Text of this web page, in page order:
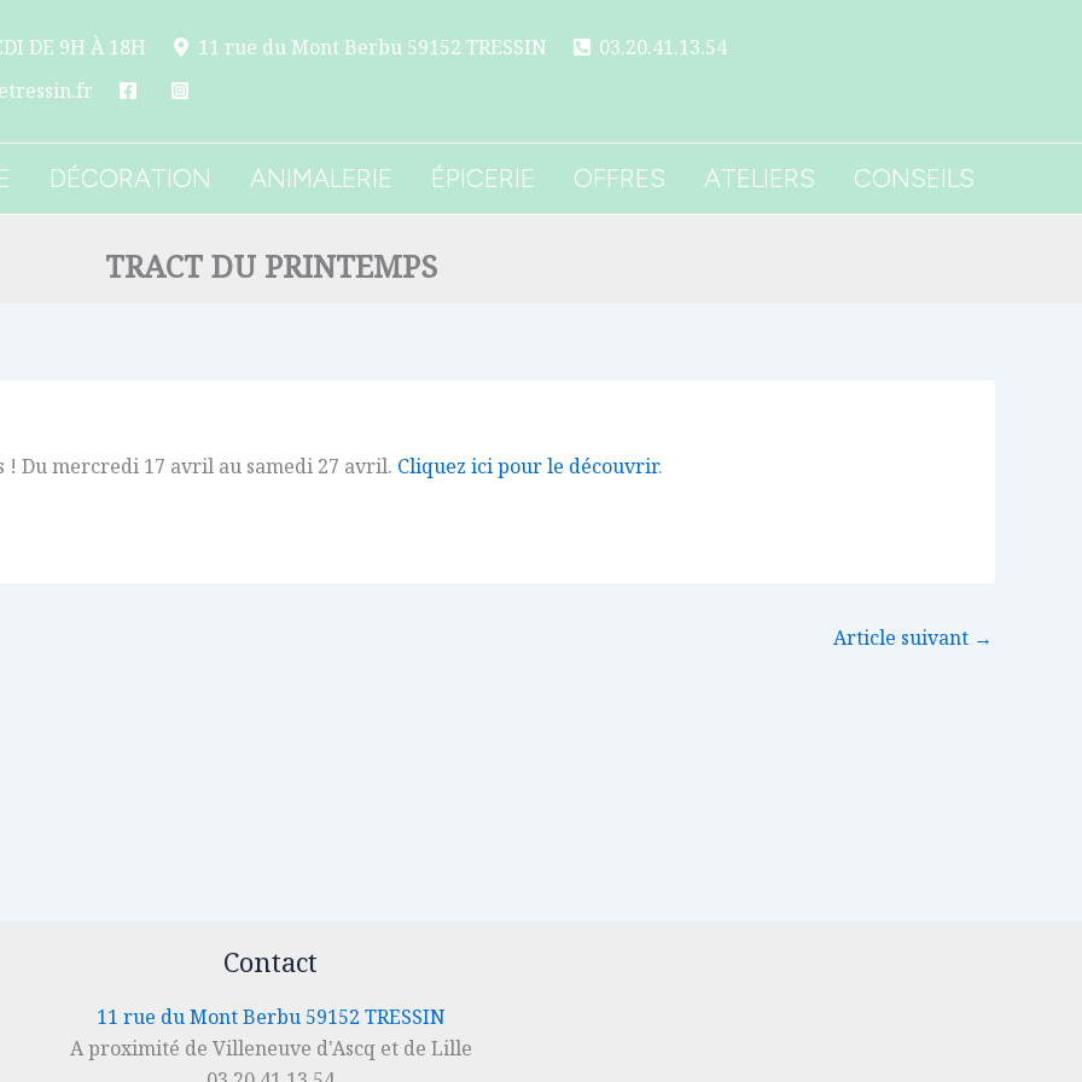
DE 9H À 18H 11 rue du Mont Berbu 59152 TRESSIN
03.20.41.13.54
DÉCORATION ANIMALERIE ÉPICERIE OFFRES ATELIERS CONSEILS
TRACT DU PRINTEMPS
Du mercredi 17 avril au samedi 27 avril. Cliquez ici pour le découvrir.
Article suivant →
Contact
11 rue du Mont Berbu 59152 TRESSIN
A proximité de Villeneuve d'Ascq et de Lille